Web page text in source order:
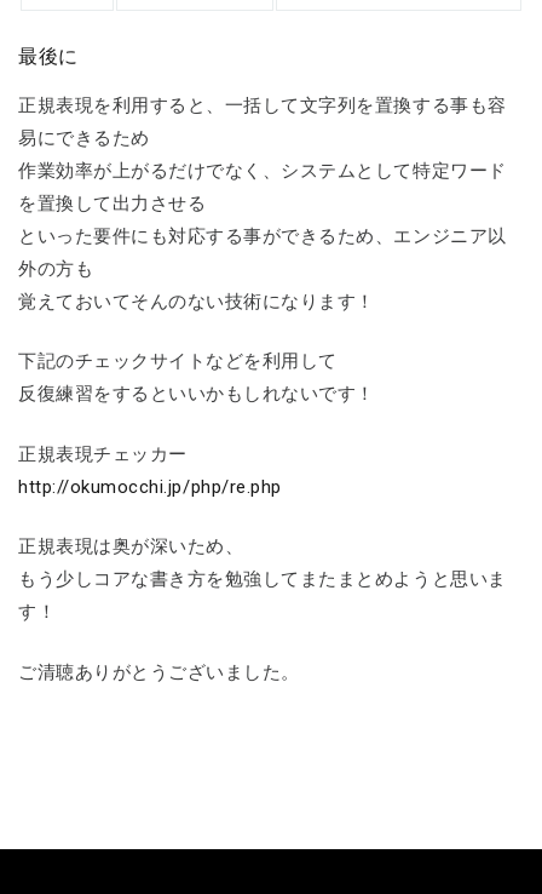
最後に
正規表現を利用すると、一括して文字列を置換する事も容
易にできるため
作業効率が上がるだけでなく、システムとして特定ワード
を置換して出力させる
といった要件にも対応する事ができるため、エンジニア以
外の方も
覚えておいてそんのない技術になります！
下記のチェックサイトなどを利用して
反復練習をするといいかもしれないです！
正規表現チェッカー
http://okumocchi.jp/php/re.php
正規表現は奥が深いため、
もう少しコアな書き方を勉強してまたまとめようと思いま
す！
ご清聴ありがとうございました。